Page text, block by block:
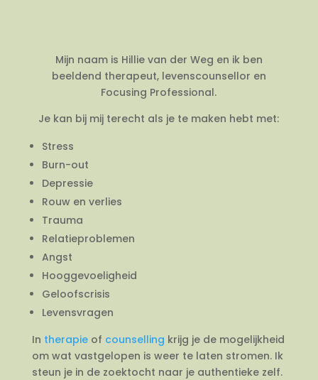
Mijn naam is Hillie van der Weg en ik ben
beeldend therapeut, levenscounsellor en
Focusing Professional.
Je kan bij mij terecht als je te maken hebt met:
Stress
Burn-out
Depressie
Rouw en verlies
Trauma
Relatieproblemen
Angst
Hooggevoeligheid
Geloofscrisis
Levensvragen
In therapieof counselling krijg je de mogelijkheid
om wat vastgelopen is weer te laten stromen. Ik
steun je in de zoektocht naar je authentieke zelf.